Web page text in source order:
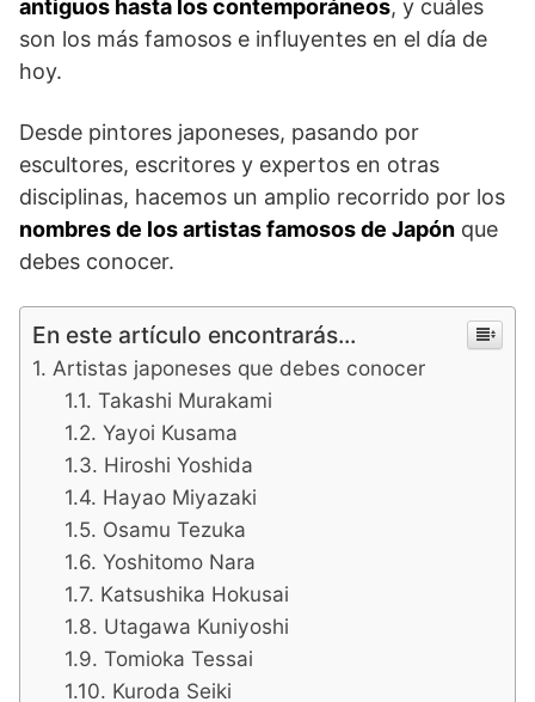
antiguos hasta los contemporáneos, y cuáles
son los más famosos e influyentes en el día de
hoy.
Desde pintores japoneses, pasando por
escultores, escritores y expertos en otras
disciplinas, hacemos un amplio recorrido por los
nombres de los artistas famosos de Japón que
debes conocer.
En este artículo encontrarás...
Artistas japoneses que debes conocer
Takashi Murakami
Yayoi Kusama
Hiroshi Yoshida
Hayao Miyazaki
Osamu Tezuka
Yoshitomo Nara
Katsushika Hokusai
Utagawa Kuniyoshi
Tomioka Tessai
Kuroda Seiki